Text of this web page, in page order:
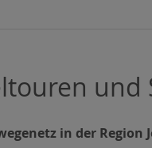
und
in der Region